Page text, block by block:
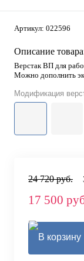
Артикул: 022596
Описание
Верстак ВП для
Можно дополнить
Модификация
24 720 руб.
17 500